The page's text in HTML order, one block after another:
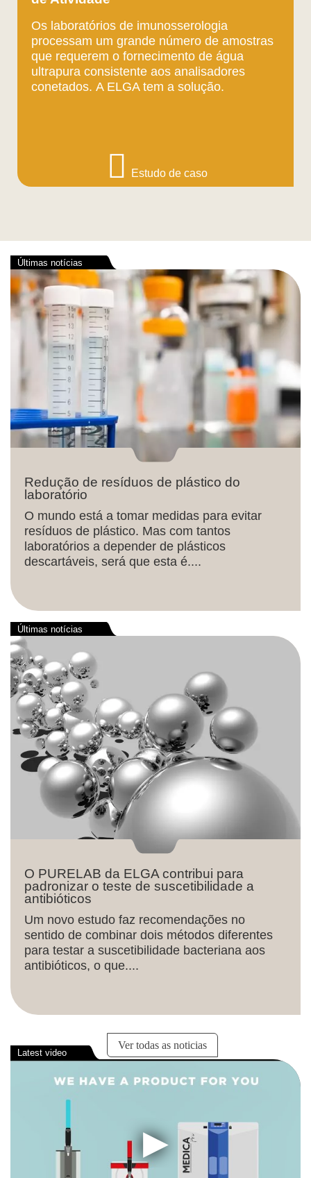
Os laboratórios de imunosserologia
processam um grande número de amostras
que requerem o fornecimento de água
ultrapura consistente aos analisadores
conetados. A ELGA tem a solução.
Estudo de caso
Redução de resíduos de plástico do
laboratório
O mundo está a tomar medidas para evitar
resíduos de plástico. Mas com tantos
laboratórios a depender de plásticos
descartáveis, será que esta é....
O PURELAB da ELGA contribui para
padronizar o teste de suscetibilidade a
antibióticos
Um novo estudo faz recomendações no
sentido de combinar dois métodos diferentes
para testar a suscetibilidade bacteriana aos
antibióticos, o que....
Ver todas as noticias